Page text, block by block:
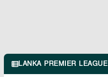
LANKA PREMIER LEAGUE